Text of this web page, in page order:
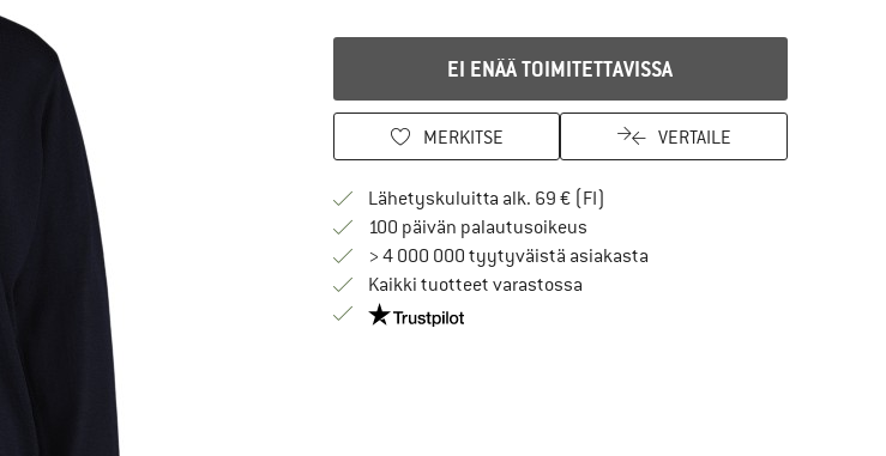
EI ENÄÄ TOIMITETTAVISSA
MERKITSE VERTAILE
Lähetyskuluitta alk. 69 € (FI)
100 päivän palautusoikeusSiirry palautusoikeuteen täältä
> 4 000 000 tyytyväistä asiakasta
Kaikki tuotteet varastossa
Meillä on Trustpilot -sertifiointi - lue lisää tästä!